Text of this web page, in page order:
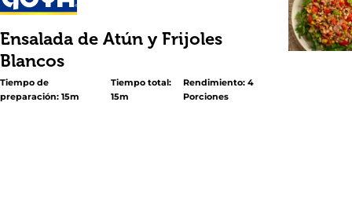
Ensalada de Atún y Frijoles
Blancos
Tiempo de
preparación: 15m
Tiempo total:
15m
Rendimiento: 4
Porciones